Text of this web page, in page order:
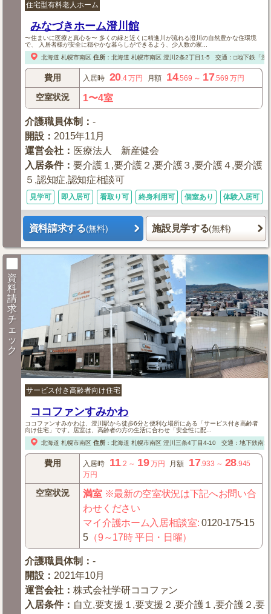
住宅型有料老人ホーム
みなづきホーム澄川館
〜住まいに医療と真心を〜 多くの緑と近くに精進川が流れる澄川の自然豊かな住環境
で、 入居者様が安全に穏やかな暮らしができるよう、少人数の家...
北海道 札幌市南区 住所： 北海道 札幌市南区澄川2条2丁目1-5 交通：□地下鉄「澄
費用 入居時 20.4万円 月額 14.569 ～ 17.569 万円
空室状況 1〜4室
介護職員体制 ：-
開設 ： 2015年11月
運営会社 ： 医療法人 新産健会
入居条件：要介護１,要介護２,要介護３,要介護４,要介護
５,認知症,認知症相談可
見学可 即入居可 看取り可 終身利用可 個室あり 体験入居可
資料請求する(無料) 施設見学する(無料)
資
料
請
求
チ
ェ
ッ
ク
サービス付き高齢者向け住宅
ココファンすみかわ
ココファンすみかわは、澄川駅から徒歩6分と便利な場所にある「サービス付き高齢者
向け住宅」です。居室は、高齢者の方の生活に合わせ「安全性に配...
北海道 札幌市南区 住所： 北海道 札幌市南区澄川三条4丁目4-10 交通：地下鉄南
費用 入居時 11 .2 ～ 19万円 月額 17.933 ～ 28 .945
万円
空室状況 満室※最新の空室状況は下記へお問い合
わせください
マイ介護ホーム入居相談室:0120-175-15
5 （9～17時 平日・日曜）
介護職員体制 ：-
開設 ： 2021年10月
運営会社 ：株式会社学研ココファン
入居条件： 自立,要支援１,要支援２,要介護１,要介護２,要